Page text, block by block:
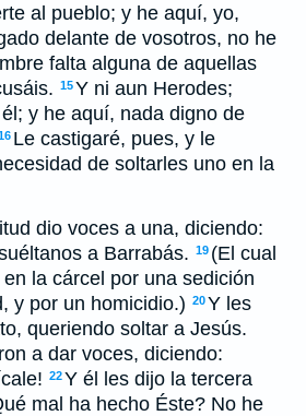
al pueblo; y he aquí, yo,
delante de vosotros, no he
falta alguna de aquellas
15Y ni aun Herodes;
y he aquí, nada digno de
Le castigaré, pues, y le
de soltarles uno en la
dio voces a una, diciendo:
a Barrabás. 19 (El cual
la cárcel por una sedición
y por un homicidio.) 20Y les
queriendo soltar a Jesús.
a dar voces, diciendo:
22Y él les dijo la tercera
mal ha hecho Éste? No he